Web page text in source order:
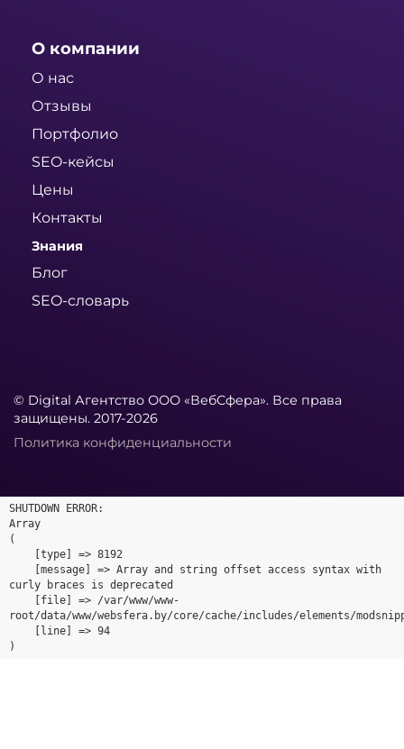
О компании
О нас
Отзывы
Портфолио
SEO-кейсы
Цены
Контакты
Знания
Блог
SEO-словарь
© Digital Агентство ООО «ВебСфера». Все права
защищены. 2017-2026
Политика конфиденциальности
SHUTDOWN ERROR:
Array
(
curly braces is deprecated
root/data/www/websfera.by/core/cache/includes/elements/